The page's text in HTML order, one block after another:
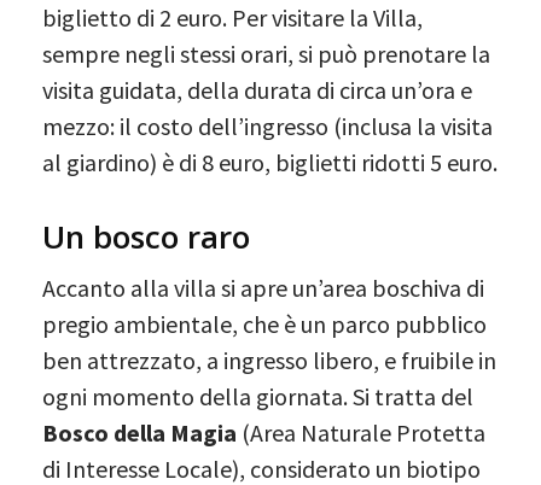
biglietto di 2 euro. Per visitare la Villa,
sempre negli stessi orari, si può prenotare la
visita guidata, della durata di circa un’ora e
mezzo: il costo dell’ingresso (inclusa la visita
al giardino) è di 8 euro, biglietti ridotti 5 euro.
Un bosco raro
Accanto alla villa si apre un’area boschiva di
pregio ambientale, che è un parco pubblico
ben attrezzato, a ingresso libero, e fruibile in
ogni momento della giornata. Si tratta del
Bosco della Magia (Area Naturale Protetta
di Interesse Locale), considerato un biotipo